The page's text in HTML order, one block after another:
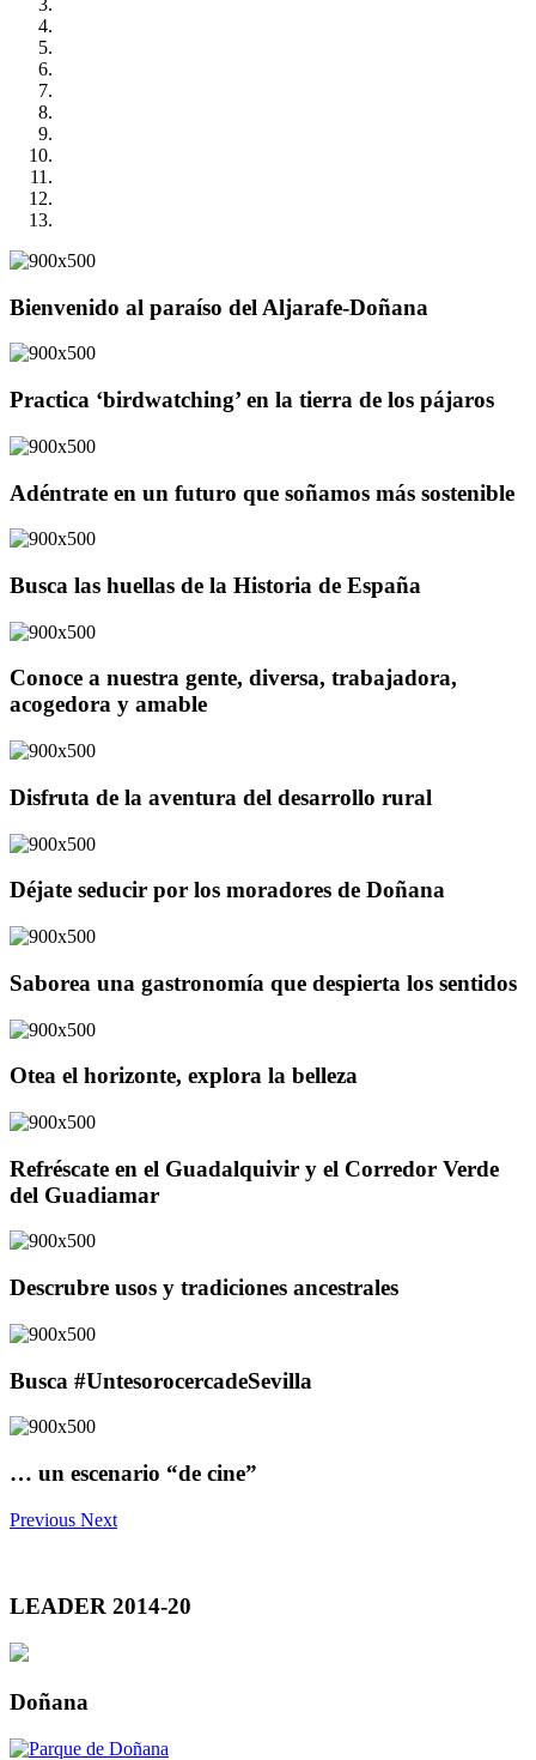
Bienvenido al paraíso del Aljarafe-Doñana
Practica ‘birdwatching’ en la tierra de los pájaros
Adéntrate en un futuro que soñamos más sostenible
Busca las huellas de la Historia de España
Conoce a nuestra gente, diversa, trabajadora,
acogedora y amable
Disfruta de la aventura del desarrollo rural
Déjate seducir por los moradores de Doñana
Saborea una gastronomía que despierta los sentidos
Otea el horizonte, explora la belleza
Refréscate en el Guadalquivir y el Corredor Verde
del Guadiamar
Descrubre usos y tradiciones ancestrales
Busca #UntesorocercadeSevilla
… un escenario “de cine”
Previous Next
LEADER 2014-20
Doñana